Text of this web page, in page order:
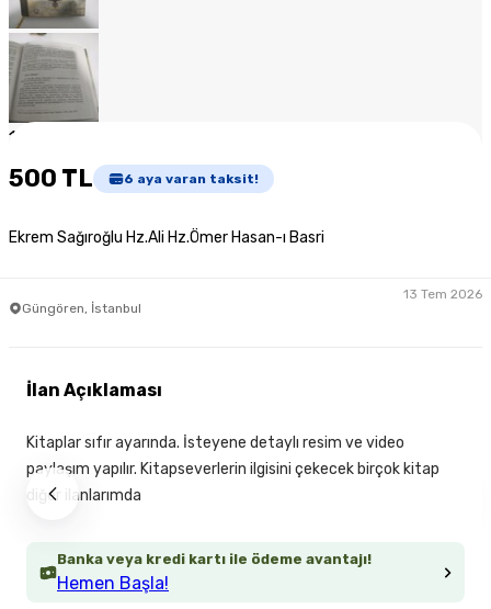
1
500 TL 6 aya varan taksit!
Ekrem Sağıroğlu Hz.Ali Hz.Ömer Hasan-ı Basri
Güngören, İstanbul
13 Tem 2026
Banka veya kredi kartı ile ödeme avantajı!
Hemen Başla!
İlan Açıklaması
Kitaplar sıfır ayarında. İsteyene detaylı resim ve video
paylaşım yapılır. Kitapseverlerin ilgisini çekecek birçok kitap
diğer ilanlarımda